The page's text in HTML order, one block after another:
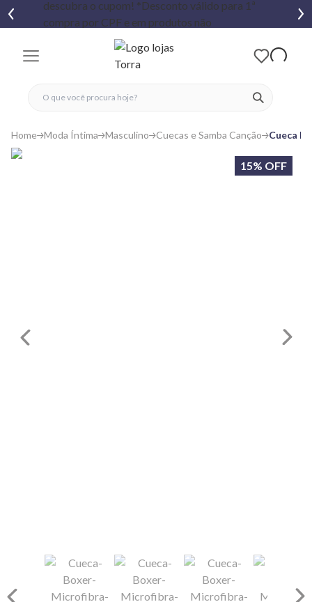
ver
fechar menu
fechar menu
favoritos
Home Moda Íntima Masculino Cuecas e Samba Canção Cueca
15% OFF